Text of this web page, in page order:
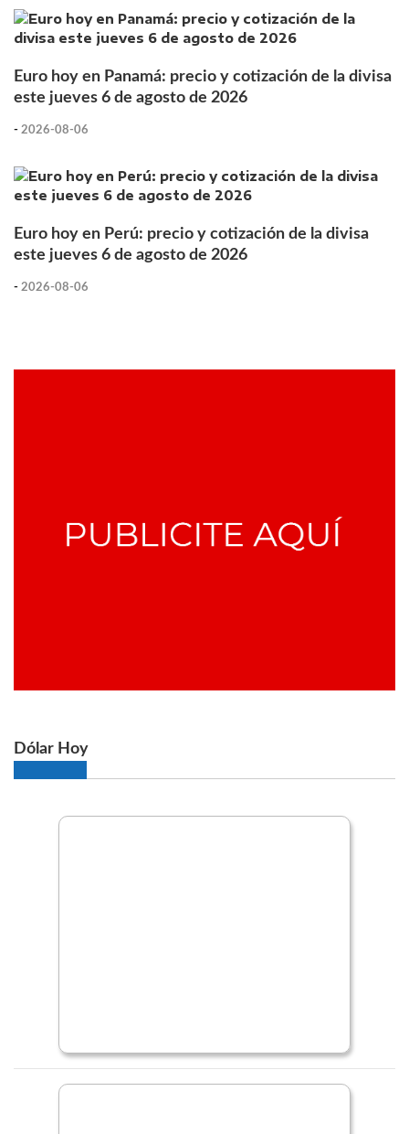
Euro hoy en Panamá: precio y cotización de la divisa
este jueves 6 de agosto de 2026
- 2026-08-06
Euro hoy en Perú: precio y cotización de la divisa
este jueves 6 de agosto de 2026
- 2026-08-06
Dólar Hoy